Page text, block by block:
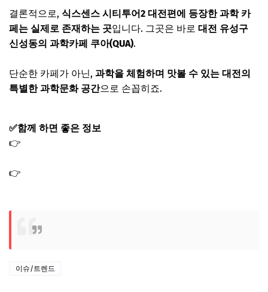
결론적으로, 식스센스 시티투어2 대전편에 등장한 과학 카
페는 실제로 존재하는 곳입니다. 그곳은 바로 대전 유성구
신성동의 과학카페 쿠아(QUA).
단순한 카페가 아닌, 과학을 체험하며 맛볼 수 있는 대전의
특별한 과학문화 공간으로 손꼽히죠.
✅함께 하면 좋은 정보
👉
👉
이슈/트렌드